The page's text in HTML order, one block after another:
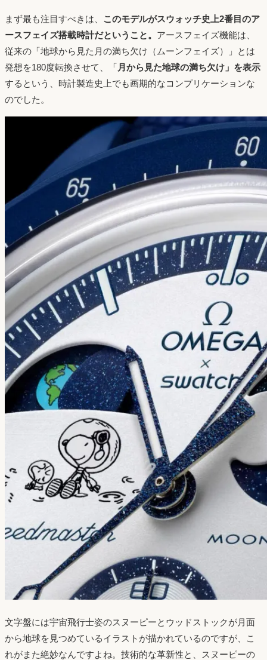
まず最も注目すべきは、 このモデルがスウォッチ史上2番目のア
ースフェイズ搭載時計だということ。 アースフェイズ機能は、
従来の「地球から見た月の満ち欠け（ムーンフェイズ）」とは
発想を180度転換させて、「 月から見た地球の満ち欠け」を表示
するという、時計製造史上でも画期的なコンプリケーションな
のでした。
文字盤には宇宙飛行士姿のスヌーピーとウッドストックが月面
から地球を見つめているイラストが描かれているのですが、こ
れがまた絶妙なんですよね。技術的な革新性と、スヌーピーの